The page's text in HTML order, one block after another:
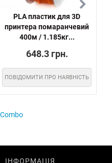
PLA пластик для 3D
принтера помаранчевий
400м / 1.185кг...
648.3 грн.
ПОВІДОМИТИ ПРО НАЯВНІСТЬ
ІНФОРМАЦІЯ